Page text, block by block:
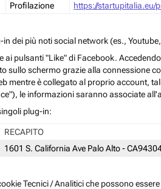
Profilazione https://startupitalia.eu/
dei più noti social network (es.,
pulsanti "Like" di Facebook.
sullo schermo grazie alla connessione
mentre è collegato al proprio account,
le informazioni saranno associate
plug-in:
RECAPITO
1601 S. California Ave Palo Alto -
Tecnici / Analitici che possono